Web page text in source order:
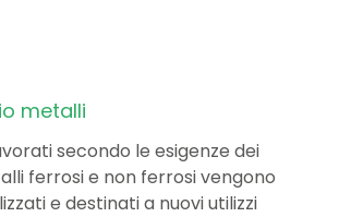
metalli
secondo le esigenze dei
ferrosi e non ferrosi vengono
e destinati a nuovi utilizzi